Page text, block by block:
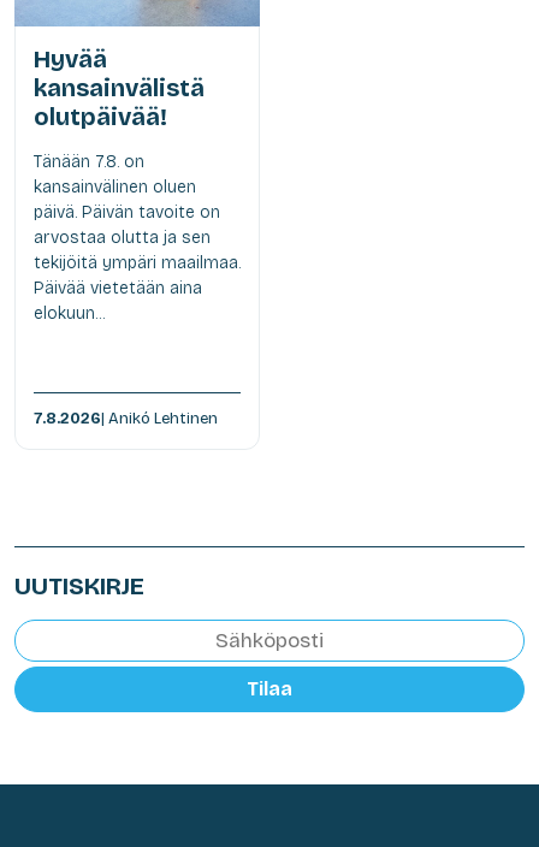
Hyvää
kansainvälistä
olutpäivää!
Tänään 7.8. on
kansainvälinen oluen
päivä. Päivän tavoite on
arvostaa olutta ja sen
tekijöitä ympäri maailmaa.
Päivää vietetään aina
elokuun...
7.8.2026| Anikó Lehtinen
UUTISKIRJE
Tilaa